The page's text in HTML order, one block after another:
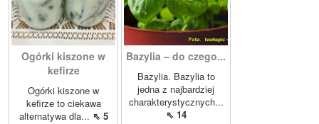
Ogórki kiszone w
kefirze
Ogórki kiszone w
kefirze to ciekawa
alternatywa dla... ⇖ 5
Bazylia – do czego...
Bazylia. Bazylia to
jedna z najbardziej
charakterystycznych...
⇖ 14